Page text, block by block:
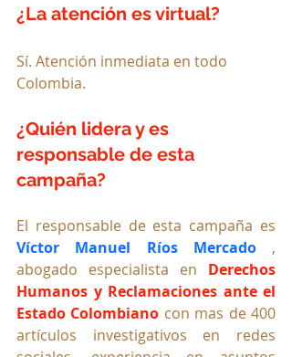
¿La atención es virtual?
Sí. Atención inmediata en todo
Colombia.
¿Quién lidera y es
responsable de esta
campaña?
Víctor Manuel Ríos Mercado ,
abogado especialista en Derechos
Humanos y Reclamaciones ante el
Estado Colombiano con mas de 400
artículos investigativos en redes